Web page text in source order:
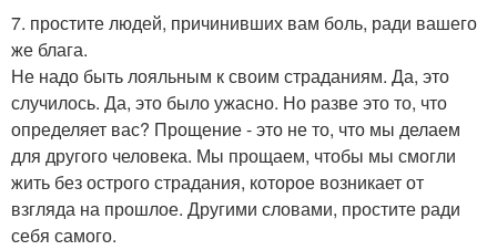
7. простите людей, причинивших вам боль, ради вашего
же блага.
Не надо быть лояльным к своим страданиям. Да, это
случилось. Да, это было ужасно. Но разве это то, что
определяет вас? Прощение - это не то, что мы делаем
для другого человека. Мы прощаем, чтобы мы смогли
жить без острого страдания, которое возникает от
взгляда на прошлое. Другими словами, простите ради
себя самого.